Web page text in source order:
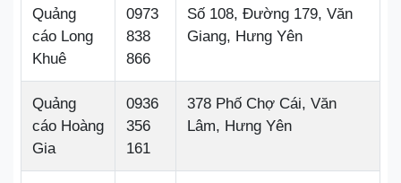
Quảng
cáo Long
Khuê
0973
838
866
Số 108, Đường 179, Văn
Giang, Hưng Yên
Quảng
cáo Hoàng
Gia
0936
356
161
378 Phố Chợ Cái, Văn
Lâm, Hưng Yên